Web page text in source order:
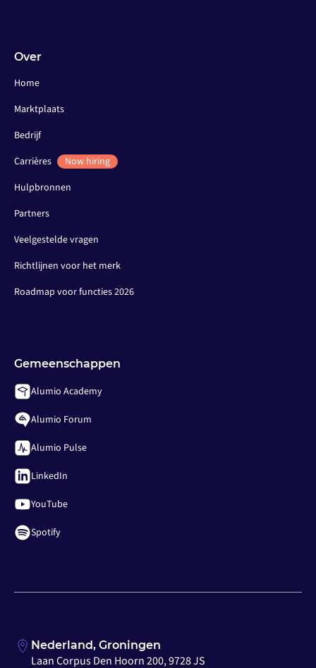
Over
Home
Marktplaats
Bedrijf
Carrières
Now hiring
Hulpbronnen
Partners
Veelgestelde vragen
Richtlijnen voor het merk
Roadmap voor functies 2026
Gemeenschappen
Alumio Academy
Alumio Forum
Alumio Pulse
LinkedIn
YouTube
Spotify
Nederland, Groningen
Laan Corpus Den Hoorn 200, 9728 JS